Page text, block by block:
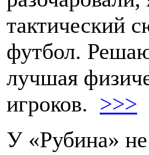
тактический
футбол.
лучшая
игроков. >>>
У «Рубина»